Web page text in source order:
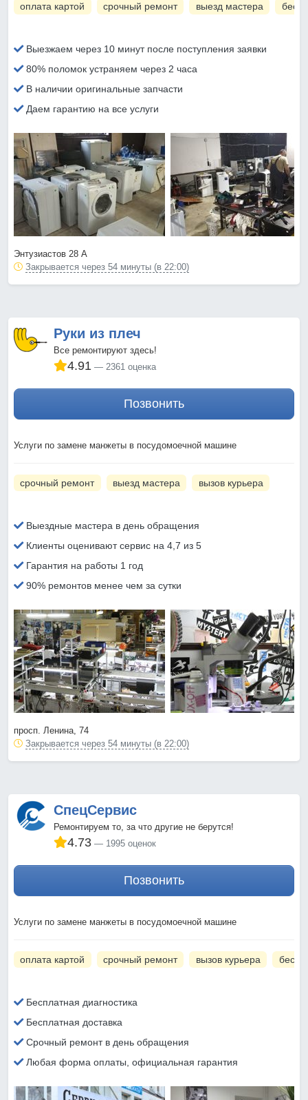
оплата картой срочный ремонт выезд мастера
Выезжаем через 10 минут после поступления заявки
80% поломок устраняем через 2 часа
В наличии оригинальные запчасти
Даем гарантию на все услуги
Энтузиастов 28 А
Закрывается через 54 минуты (в 22:00)
Руки из плеч
Все ремонтируют здесь!
4.91 2361 оценка
Позвонить
Услуги по замене манжеты в посудомоечной машине
срочный ремонт выезд мастера вызов курьера
Выездные мастера в день обращения
Клиенты оценивают сервис на 4,7 из 5
Гарантия на работы 1 год
90% ремонтов менее чем за сутки
просп. Ленина, 74
Закрывается через 54 минуты (в 22:00)
СпецСервис
Ремонтируем то, за что другие не берутся!
4.73 1995 оценок
Позвонить
Услуги по замене манжеты в посудомоечной машине
оплата картой срочный ремонт вызов курьера
Бесплатная диагностика
Бесплатная доставка
Срочный ремонт в день обращения
Любая форма оплаты, официальная гарантия